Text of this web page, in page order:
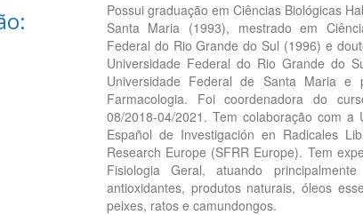
Possui graduação em Ciências Biológicas
Santa Maria (1993), mestrado em
Federal do Rio Grande do Sul (1996) e
Universidade Federal do Rio Grande do
Universidade Federal de Santa Maria e
Farmacologia. Foi coordenadora do
08/2018-04/2021. Tem colaboração com
Español de Investigación en Radicales
Research Europe (SFRR Europe). Tem
Fisiologia Geral, atuando
antioxidantes, produtos naturais, óleos
peixes, ratos e camundongos.